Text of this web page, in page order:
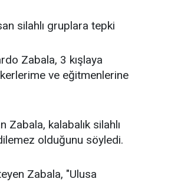
silahlı gruplara tepki
Zabala, 3 kışlaya
ve eğitmenlerine
Zabala, kalabalık silahlı
olduğunu söyledi.
Zabala, "Ulusa